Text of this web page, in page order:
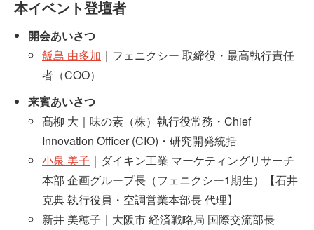
本イベント登壇者
開会あいさつ
飯島 由多加 ｜フェニクシー 取締役・最高執行責任
者（COO）
来賓あいさつ
髙柳 大｜味の素（株）執行役常務・Chief
Innovation Officer (CIO)・研究開発統括
小泉 美子 ｜ダイキン工業 マーケティングリサーチ
本部 企画グループ長（フェニクシー1期生）【石井
克典 執行役員・空調営業本部長 代理】
新井 美穂子｜大阪市 経済戦略局 国際交流部長